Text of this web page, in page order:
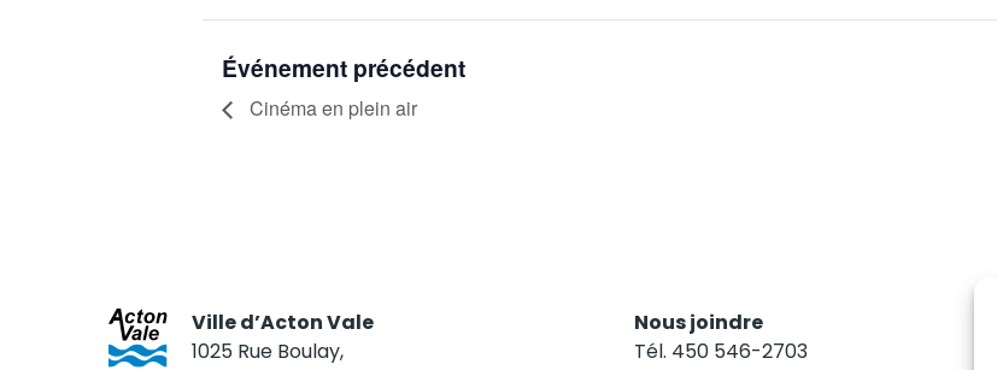
Événement précédent
Cinéma en plein air
Ville d’Acton Vale
1025 Rue Boulay,
Nous joindre
Tél. 450 546-2703